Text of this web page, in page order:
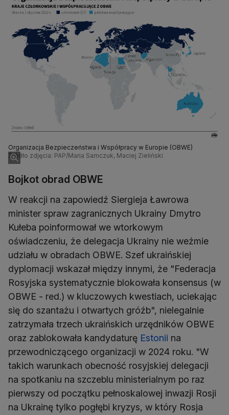
Organizacja Bezpieczeństwa i Współpracy w Europie (OBWE)
Źródło zdjęcia: PAP/Maria Samczuk, Maciej Zieliński
Bojkot obrad OBWE
W reakcji na zapowiedź Siergieja Ławrowa
minister spraw zagranicznych Ukrainy Dmytro
Kułeba poinformował we wtorkowym
oświadczeniu, że delegacja Ukrainy nie weźmie
udziału w obradach OBWE. Szef ukraińskiej
dyplomacji wskazał między innymi, że "Federacja
Rosyjska systematycznie blokowała konsensus (w
OBWE - red.) w kluczowych kwestiach, uciekając
się do szantażu i otwartych gróźb", nielegalnie
zatrzymała trzech ukraińskich urzędników OBWE
oraz zablokowała kandydaturę Estonii na
przewodniczącego organizacji w 2024 roku. "W
takich warunkach obecność rosyjskiej delegacji
na spotkaniu na szczeblu ministerialnym po raz
pierwszy od początku pełnoskalowej inwazji Rosji
na Ukrainę tylko pogłębi kryzys, w który Rosja